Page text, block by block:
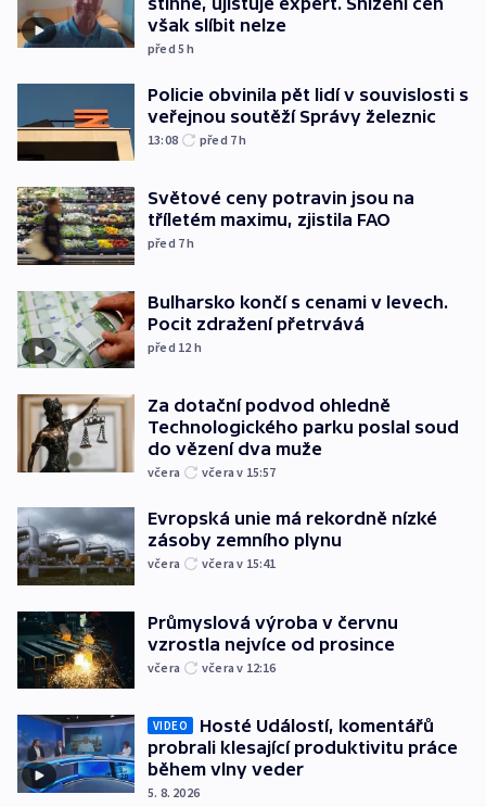
však slíbit nelze
před 5h
Policie obvinila pět lidí v souvislosti s
veřejnou soutěží Správy železnic
13:08 před 7h
Světové ceny potravin jsou na
tříletém maximu, zjistila FAO
před 7h
Bulharsko končí s cenami v levech.
Pocit zdražení přetrvává
před 12 h
Za dotační podvod ohledně
Technologického parku poslal soud
do vězení dva muže
včera včera v 15:57
Evropská unie má rekordně nízké
zásoby zemního plynu
včera včera v 15:41
Průmyslová výroba v červnu
vzrostla nejvíce od prosince
včera včera v 12:16
VIDEO
Hosté Událostí, komentářů
probrali klesající produktivitu práce
během vlny veder
5. 8. 2026